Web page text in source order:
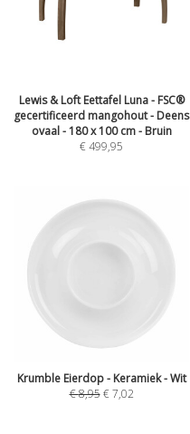
Lewis & Loft Eettafel Luna - FSC®
gecertificeerd mangohout - Deens
ovaal - 180 x 100 cm - Bruin
€499,95
Krumble Eierdop - Keramiek - Wit
€8,95 €7,02